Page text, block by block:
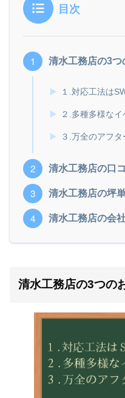
目次
清水工務店の3つ
１.対応工法は
２.多種多様な
３.万全のアフタ
清水工務店の口
清水工務店の坪
清水工務店の会
清水工務店の3つの